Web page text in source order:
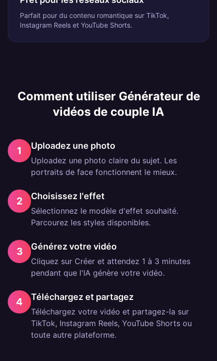
Parfait pour du contenu romantique sur TikTok,
Instagram Reels et YouTube Shorts.
Comment utiliser Générateur de
vidéos de couple IA
1 Uploadez une photo
Uploadez une photo claire du sujet. Les
portraits de face fonctionnent le mieux.
2 Choisissez l'effet
Sélectionnez le modèle d'effet souhaité.
Parcourez les styles disponibles.
3 Générez votre vidéo
Cliquez sur Créer et attendez 1 à 3 minutes
pendant que l'IA génère votre vidéo.
4 Téléchargez et partagez
Téléchargez votre vidéo et partagez-la sur
TikTok, Instagram Reels, YouTube Shorts ou
toute autre plateforme.